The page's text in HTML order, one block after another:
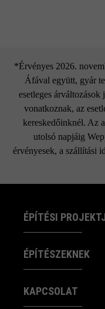
*Érvényes 2026.
Áfával együtt, gyár
esetleges
vonatkoznak, az
kereskedőinknél. Az
utolsó napjáig
érvényesek, a szállítási
ÉPÍTÉSI
ÉPÍTÉSZEKNEK
KAPCSOLAT